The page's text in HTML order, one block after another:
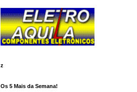
z
Os 5 Mais da Semana!